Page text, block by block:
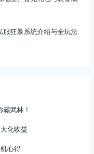
狂暴系统介绍与全玩法
武林！
化收益
心得